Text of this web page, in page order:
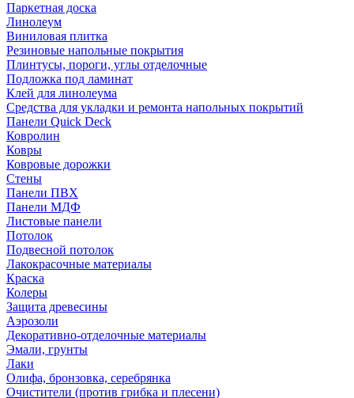
Паркетная доска
Линолеум
Виниловая плитка
Резиновые напольные покрытия
Плинтусы, пороги, углы отделочные
Подложка под ламинат
Клей для линолеума
Средства для укладки и ремонта напольных покрытий
Панели Quick Deck
Ковролин
Ковры
Ковровые дорожки
Стены
Панели ПВХ
Панели МДФ
Листовые панели
Потолок
Подвесной потолок
Лакокрасочные материалы
Краска
Колеры
Защита древесины
Аэрозоли
Декоративно-отделочные материалы
Эмали, грунты
Лаки
Олифа, бронзовка, серебрянка
Очистители (против грибка и плесени)